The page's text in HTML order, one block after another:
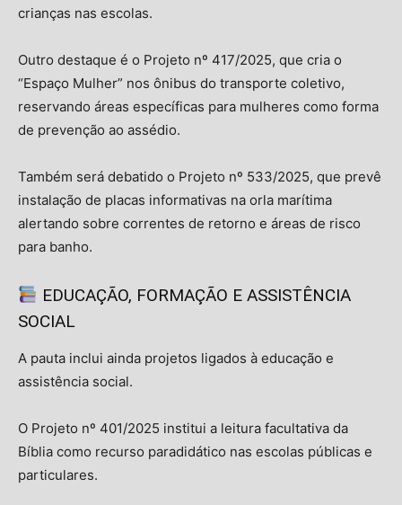
crianças nas escolas.
Outro destaque é o Projeto nº 417/2025, que cria o
“Espaço Mulher” nos ônibus do transporte coletivo,
reservando áreas específicas para mulheres como forma
de prevenção ao assédio.
Também será debatido o Projeto nº 533/2025, que prevê
instalação de placas informativas na orla marítima
alertando sobre correntes de retorno e áreas de risco
para banho.
EDUCAÇÃO, FORMAÇÃO E ASSISTÊNCIA
SOCIAL
A pauta inclui ainda projetos ligados à educação e
assistência social.
O Projeto nº 401/2025 institui a leitura facultativa da
Bíblia como recurso paradidático nas escolas públicas e
particulares.